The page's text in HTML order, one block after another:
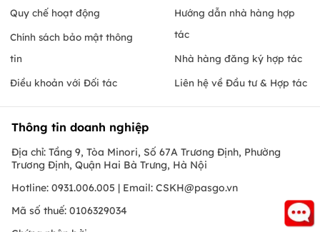
Quy chế hoạt động
Chính sách bảo mật thông
tin
Điều khoản với Đối tác
Hướng dẫn nhà hàng hợp
tác
Nhà hàng đăng ký hợp tác
Liên hệ về Đầu tư & Hợp tác
Thông tin doanh nghiệp
Địa chỉ: Tầng 9, Tòa Minori, Số 67A Trương Định, Phường
Trương Định, Quận Hai Bà Trưng, Hà Nội
Hotline: 0931.006.005 | Email: CSKH@pasgo.vn
Mã số thuế: 0106329034